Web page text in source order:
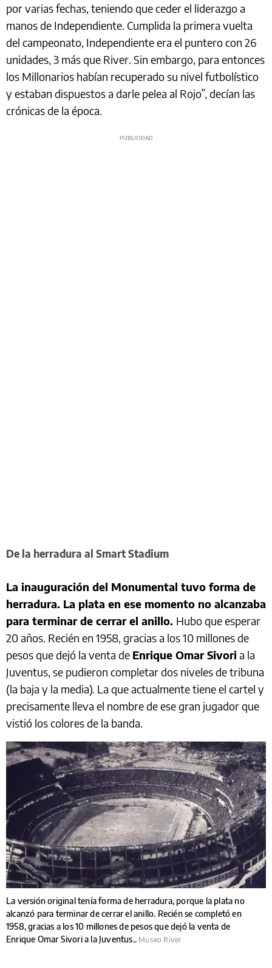
por varias fechas, teniendo que ceder el liderazgo a
manos de Independiente. Cumplida la primera vuelta
del campeonato, Independiente era el puntero con 26
unidades, 3 más que River. Sin embargo, para entonces
los Millonarios habían recuperado su nivel futbolístico
y estaban dispuestos a darle pelea al Rojo”, decían las
crónicas de la época.
De la herradura al Smart Stadium
La inauguración del Monumental tuvo forma de
herradura. La plata en ese momento no alcanzaba
para terminar de cerrar el anillo. Hubo que esperar
20 años. Recién en 1958, gracias a los 10 millones de
pesos que dejó la venta de Enrique Omar Sivoria la
Juventus, se pudieron completar dos niveles de tribuna
(la baja y la media). La que actualmente tiene el cartel y
precisamente lleva el nombre de ese gran jugador que
vistió los colores de la banda.
La versión original tenía forma de herradura, porque la plata no
alcanzó para terminar de cerrar el anillo. Recién se completó en
1958, gracias a los 10 millones de pesos que dejó la venta de
Enrique Omar Sivori a la Juventus.. Museo River